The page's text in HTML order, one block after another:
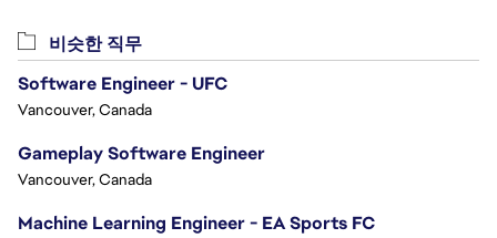
비슷한 직무
Software Engineer - UFC
Vancouver, Canada
Gameplay Software Engineer
Vancouver, Canada
Machine Learning Engineer - EA Sports FC